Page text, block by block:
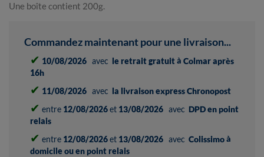
Une boîte contient 200g.
Commandez maintenant pour une livraison...
✔ 10/08/2026 avec le retrait gratuit à Colmar après
16h
✔ 11/08/2026 avec la livraison express Chronopost
✔ entre 12/08/2026et 13/08/2026 avec DPD en point
relais
✔ entre 12/08/2026et 13/08/2026 avec Colissimo à
domicile ou en point relais